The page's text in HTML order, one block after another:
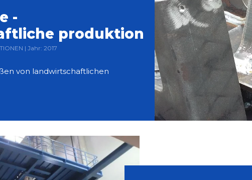
-
produktion
| Jahr: 2017
von landwirtschaftlichen